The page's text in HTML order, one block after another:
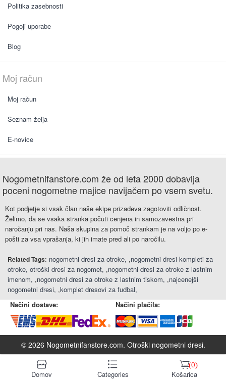
󰆹
Domov
󰈍
Categories
󰃦(0)
Košarica
Politika zasebnosti
Pogoji uporabe
Blog
Moj račun
Moj račun
Seznam želja
E-novice
Nogometnifanstore.com že od leta 2000 dobavlja
poceni nogometne majice navijačem po vsem svetu.
Kot podjetje si vsak član naše ekipe prizadeva zagotoviti odličnost.
Želimo, da se vsaka stranka počuti cenjena in samozavestna pri
naročanju pri nas. Naša skupina za pomoč strankam je na voljo po e-
pošti za vsa vprašanja, ki jih imate pred ali po naročilu.
Related Tags: nogometni dresi za otroke ,nogometni dresi kompleti za
otroke otroški dresi za nogomet ,nogometni dresi za otroke z lastnim
imenom ,nogometni dresi za otroke z lastnim tiskom ,najcenejši
nogometni dresi ,komplet dresovi za fudbal
Načini dostave:
Načini plačila:
© 2026 Nogometnifanstore.com. Otroški nogometni dresi.